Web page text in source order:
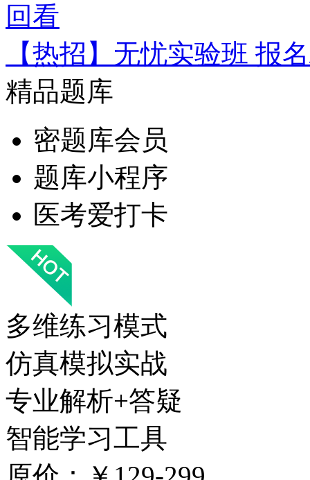
回看
【热招】无忧实验班 报
精品题库
密题库会员
题库小程序
医考爱打卡
多维练习模式
仿真模拟实战
专业解析+答疑
智能学习工具